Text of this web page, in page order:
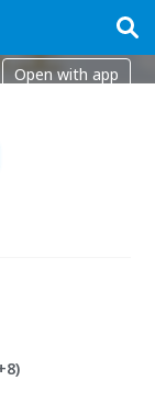
Open with app